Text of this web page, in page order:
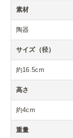
素材
陶器
サイズ（径）
約16.5cm
高さ
約4cm
重量